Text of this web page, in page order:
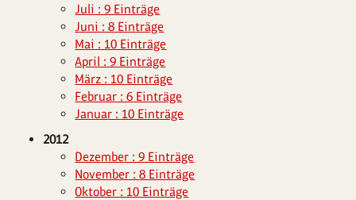
Juli : 9 Einträge
Juni : 8 Einträge
Mai : 10 Einträge
April : 9 Einträge
März : 10 Einträge
Februar : 6 Einträge
Januar : 10 Einträge
2012
Dezember : 9 Einträge
November : 8 Einträge
Oktober : 10 Einträge